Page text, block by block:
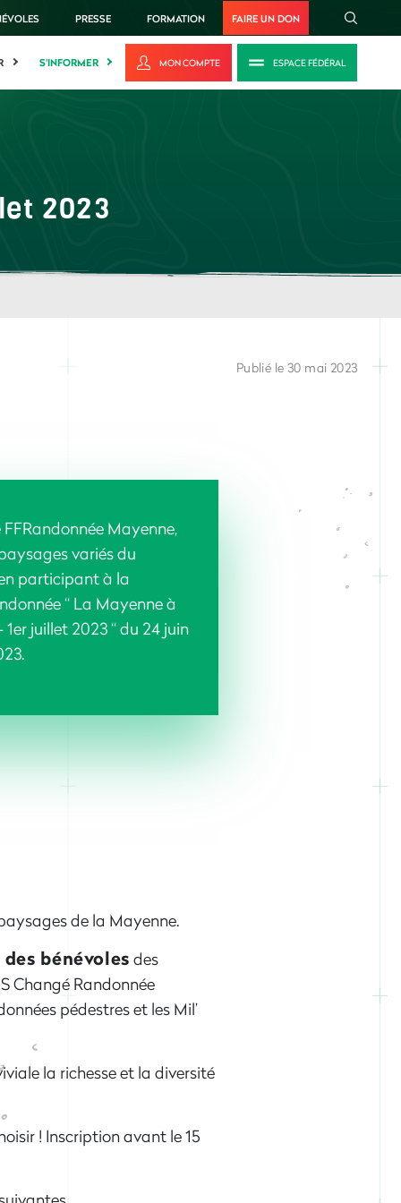
PRESSE FORMATION FAIRE UN DON
S'INFORMER MON COMPTE ESPACE FÉDÉRAL
2023
Mayenne,
variés du
participant à la
“ La Mayenne à
juillet 2023 “ du 24 juin
Publié le 30 mai 2023
de la Mayenne.
bénévoles des
Changé Randonnée
pédestres et les Mil’
la richesse et la diversité
! Inscription avant le 15